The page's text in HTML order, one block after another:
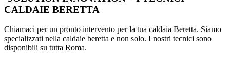
CALDAIE BERETTA
Chiamaci per un pronto intervento per la tua caldaia Beretta. Siamo
specializzati nella caldaie beretta e non solo. I nostri tecnici sono
disponibili su tutta Roma.